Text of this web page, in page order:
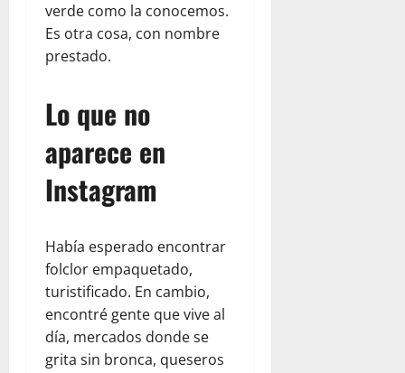
verde como la conocemos.
Es otra cosa, con nombre
prestado.
Lo que no
aparece en
Instagram
Había esperado encontrar
folclor empaquetado,
turistificado. En cambio,
encontré gente que vive al
día, mercados donde se
grita sin bronca, queseros